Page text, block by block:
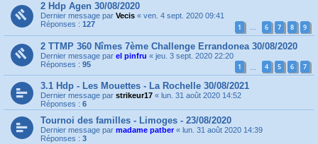
2 Hdp Agen 30/08/2020
Dernier message par Vecis « ven. 4 sept. 2020 09:41
Réponses : 127 1 … 6 7 8 9
2 TTMP 360 Nîmes 7ème Challenge Errandonea 30/08/2020
Dernier message par el pinfru « jeu. 3 sept. 2020 22:20
Réponses : 95 1 4 5 6 7
3.1 Hdp - Les Mouettes - La Rochelle 30/08/2021
Dernier message par strikeur17 « lun. 31 août 2020 14:52
Réponses : 6
Tournoi des familles - Limoges - 23/08/2020
Dernier message par madame patber « lun. 31 août 2020 14:39
Réponses : 3